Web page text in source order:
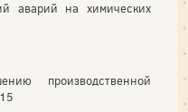
аварий на химических
производственной